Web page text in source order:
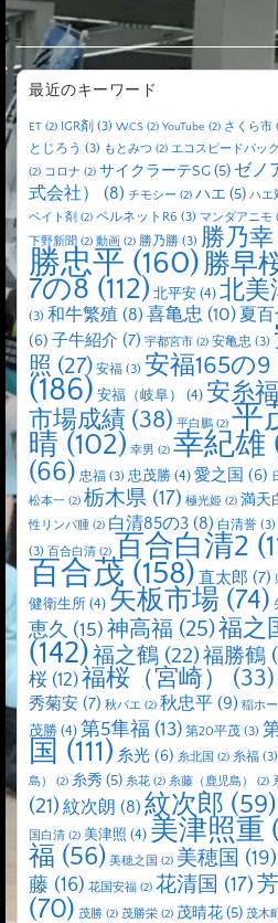
最近のキーワード
ET (2) IGR剤 (3) WCS (2) YouTube (2) さくら市
とじろう (3) もとみつ (2) エコスピードパック
(2) コロナ (2) サイクラーテSG(5) ゼノ
式会社）
(8) チモシー (2) ハエ (5) ハエ
ベイト剤 (2) ペルネットR6 (3) マンダアニモ
下野新聞 (2) 動画 (2) 勝乃勝 (3) 勝乃幸
勝忠平 (160)勝早
7の8 (112) 北平安 (4) 北美
(3) 和牛繁殖 (8) 喜亀忠 (10) 夏百
(6) 子牛紹介 (7) 宇都宮市 (2) 安亀忠 (3)
照 (27) 安福 (3) 安福165の9
(186) 安福（岐阜） (4) 安糸福
市場成績 (38) 平白鵬 (2) 平
晴 (102) 幸男 (2) 幸紀雄
(66) 忠福 (3) 忠茂勝 (4) 愛之国 (6)
松本一 (2) 栃木県 (17) 極光姫 (2) 満天
性リンパ腫 (2) 白清85の3 (8) 白清誉 (3)
(3) 百合白清 (2) 百合白清2
百合茂 (158) 直太郎 (7)
健衛生所 (4) 矢板市場 (74)
恵久 (15) 神高福 (25)福之
(142)福之鶴 (22)福勝鶴
桜 (12)福桜（宮崎） (33)
秀菊安 (7) 秋バエ (2) 秋忠平 (9) 稲ホ
茂勝 (4) 第5隼福 (13) 第20平茂 (3)
国 (111) 糸光 (6) 糸北国 (2) 糸福 (3)
島）
(2) 糸秀 (5) 糸花 (2) 糸藤（鹿児島） (2)
(21) 紋次朗 (8) 紋次郎 (59)
国白清 (2) 美津照 (4) 美津照重
福 (56) 美穂之国 (2) 美穂国 (19)
藤 (16) 花国安福 (2) 花清国 (17)
(70) 茂勝 (2) 茂勝栄 (2) 茂晴花(5) 茂木町